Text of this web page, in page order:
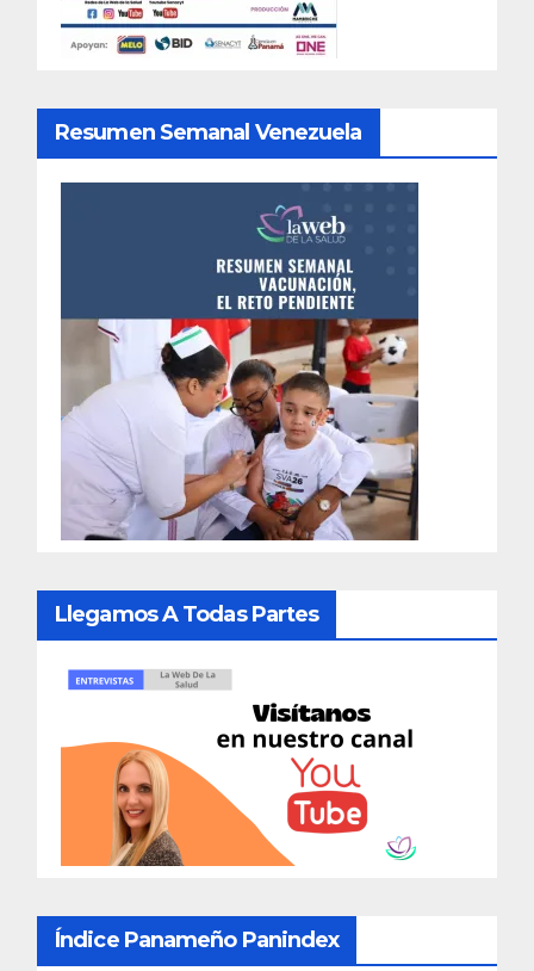
Resumen Semanal Venezuela
Llegamos A Todas Partes
Índice Panameño Panindex